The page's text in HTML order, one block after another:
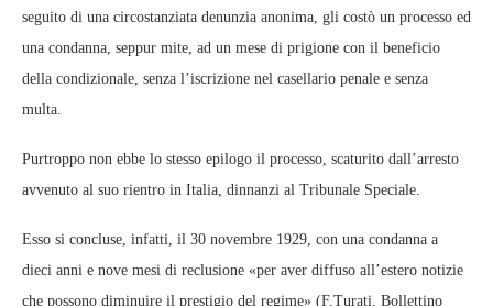
seguito di una circostanziata denunzia anonima, gli costò un processo ed
una condanna, seppur mite, ad un mese di prigione con il beneficio
della condizionale, senza l’iscrizione nel casellario penale e senza
multa.
Purtroppo non ebbe lo stesso epilogo il processo, scaturito dall’arresto
avvenuto al suo rientro in Italia, dinnanzi al Tribunale Speciale.
Esso si concluse, infatti, il 30 novembre 1929, con una condanna a
dieci anni e nove mesi di reclusione «per aver diffuso all’estero notizie
che possono diminuire il prestigio del regime» (F.Turati, Bollettino